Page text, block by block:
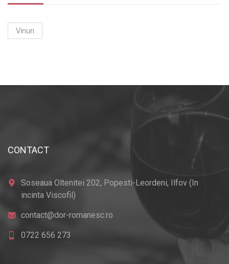
Vinuri
CONTACT
Soseaua Oltenitei 202, Popesti-Leordeni, Ilfov (In
incinta Viscofil)
contact@dor-romanesc.ro
0722 656 273